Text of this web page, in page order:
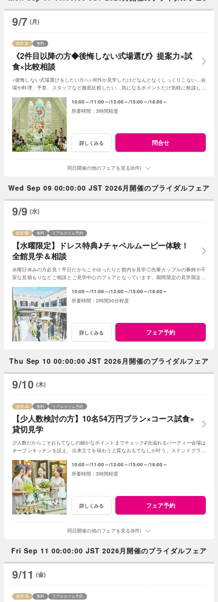
9/7 (月)
《2件目以降の方◆後悔しない式場選び》提案力×試
食×比較相談
残席 無料
<後悔しない式場選びをしたい方へ>何件か見学したけどなんとなくしっくりこない…会
場や料理、予算、スタッフなど徹底比較したい…気になるポイントだけ気軽に相談した
10:00～ 11:00～ 13:00～ 15:00～ 18:00～
3時間程度
詳しくみる 問合せ
同日開催の他のフェアを見る(6件)
Wed Sep 09 00:00:00 JST 2026月開催のブライダルフェア
9/9 (水)
【水曜限定】ドレス特典♪チャペルムービー体験！
全館見学＆相談
残席 無料 リアルタイム予約
水曜日休みの方必見！平日だからこそゆったりと館内を見学◎先輩カップルの事例や不
安な見積もりなどご相談とご見学中心のフェアとなっています。期間限定の見学限定特
10:00～ 11:00～ 13:00～ 15:00～ 18:00～
2時間30分程度
詳しくみる フェア予約
Thu Sep 10 00:00:00 JST 2026月開催のブライダルフェア
9/10 (木)
【少人数検討の方】10名54万円プラン×コース試食×
貸切見学
残席 無料 リアルタイム予約
少人数だからこそおもてなしの細かなポイントまでチェック♪光溢れるパーティー会場は
オープンキッチンを設え、出来立てを味わう上質なおもてなしが叶う。ステンドグラス
10:00～ 11:00～ 13:00～ 15:00～ 18:00～
3時間程度
詳しくみる フェア予約
同日開催の他のフェアを見る(6件)
Fri Sep 11 00:00:00 JST 2026月開催のブライダルフェア
9/11 (金)
残席 無料 リアルタイム予約